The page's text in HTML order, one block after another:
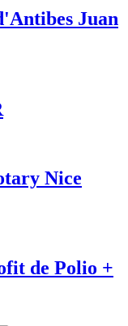
Juan
Nice
de Polio +